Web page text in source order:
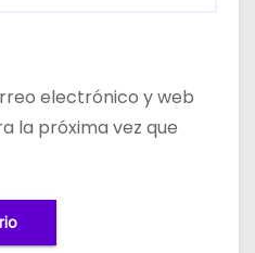
electrónico y web
la próxima vez que